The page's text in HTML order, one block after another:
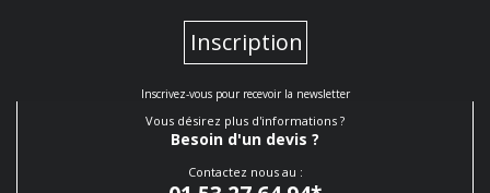
Inscription
Inscrivez-vous pour recevoir la newsletter
Vous désirez plus d'informations ?
Besoin d'un devis ?
Contactez nous au :